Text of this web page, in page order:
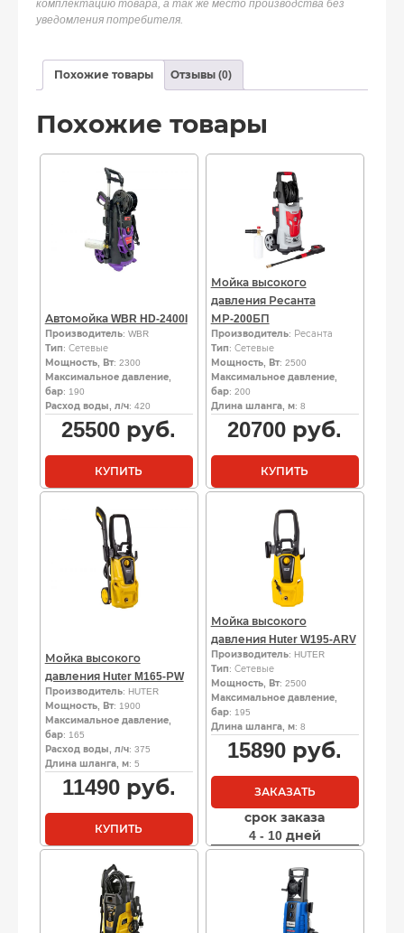
комплектацию товара, а так же место производства без
уведомления потребителя.
Похожие товары Отзывы (0)
Похожие товары
Автомойка WBR HD-2400I
Производитель: WBR
Тип: Сетевые
Мощность, Вт: 2300
Максимальное давление,
бар: 190
Расход воды, л/ч: 420
25500 руб.
КУПИТЬ
Мойка высокого
давления Ресанта
МР-200БП
Производитель: Ресанта
Тип: Сетевые
Мощность, Вт: 2500
Максимальное давление,
бар: 200
Длина шланга, м: 8
20700 руб.
КУПИТЬ
Мойка высокого
давления Huter M165-РW
Производитель: HUTER
Мощность, Вт: 1900
Максимальное давление,
бар: 165
Расход воды, л/ч: 375
Длина шланга, м: 5
11490руб.
КУПИТЬ
Мойка высокого
давления Huter W195-ARV
Производитель: HUTER
Тип: Сетевые
Мощность, Вт: 2500
Максимальное давление,
бар: 195
Длина шланга, м: 8
15890 руб.
ЗАКАЗАТЬ
срок заказа
4 - 10 дней